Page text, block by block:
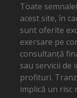
Toate
acest site, în
sunt oferite
exersare pe
consultanță
sau servicii de
profituri.
implică un risc